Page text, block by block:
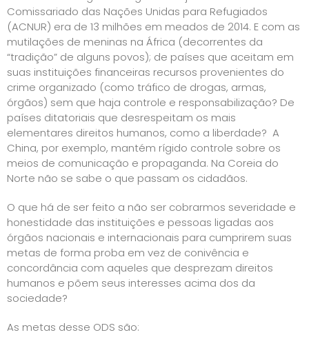
Comissariado das Nações Unidas para Refugiados
(ACNUR) era de 13 milhões em meados de 2014. E com as
mutilações de meninas na África (decorrentes da
“tradição” de alguns povos); de países que aceitam em
suas instituições financeiras recursos provenientes do
crime organizado (como tráfico de drogas, armas,
órgãos) sem que haja controle e responsabilização? De
países ditatoriais que desrespeitam os mais
elementares direitos humanos, como a liberdade? A
China, por exemplo, mantém rígido controle sobre os
meios de comunicação e propaganda. Na Coreia do
Norte não se sabe o que passam os cidadãos.
O que há de ser feito a não ser cobrarmos severidade e
honestidade das instituições e pessoas ligadas aos
órgãos nacionais e internacionais para cumprirem suas
metas de forma proba em vez de conivência e
concordância com aqueles que desprezam direitos
humanos e põem seus interesses acima dos da
sociedade?
As metas desse ODS são: